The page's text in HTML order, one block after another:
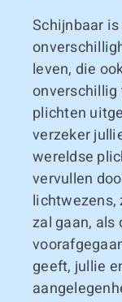
Schijnbaar
leven, die
onverschillig
plichten
verzeker
wereldse
vervullen
lichtwezens,
zal gaan, als
geeft, jullie